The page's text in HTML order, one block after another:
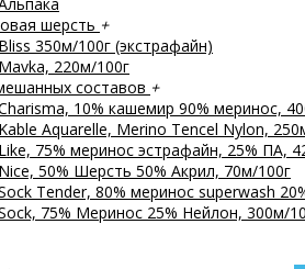
шерсть +
350м/100г (экстрафайн)
220м/100г
составов +
10% кашемир 90% меринос,
Aquarelle, Merino Tencel Nylon,
75% меринос эстрафайн, 25% ПА,
50% Шерсть 50% Акрил, 70м/100г
Tender, 80% меринос superwash
75% Меринос 25% Нейлон, 300м/